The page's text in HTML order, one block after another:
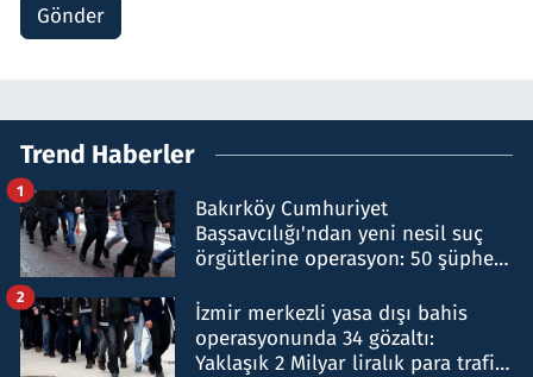
Gönder
Trend Haberler
Bakırköy Cumhuriyet
Başsavcılığı'ndan yeni nesil suç
örgütlerine operasyon: 50 şüpheli
1
İzmir merkezli yasa dışı bahis
operasyonunda 34 gözaltı:
Yaklaşık 2 Milyar liralık para trafiği
2